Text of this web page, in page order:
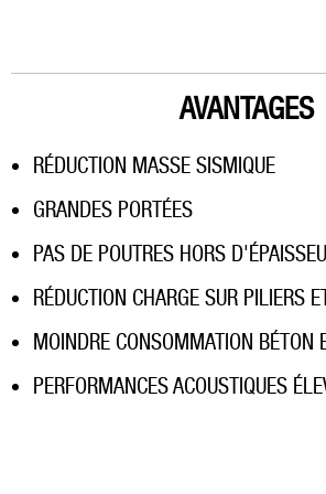
AVANTAGES
RÉDUCTION MASSE SISMIQUE
GRANDES PORTÉES
PAS DE POUTRES HORS
RÉDUCTION CHARGE SUR PILIERS
MOINDRE CONSOMMATION BÉTON
PERFORMANCES ACOUSTIQUES